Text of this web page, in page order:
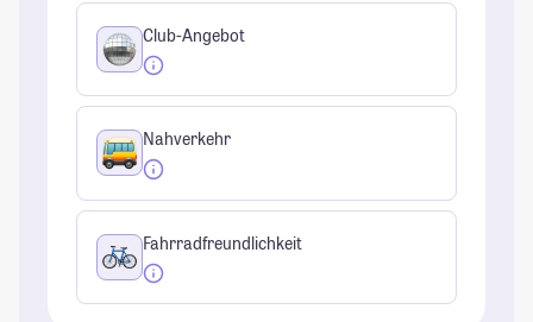
Club-Angebot
Nahverkehr
Fahrradfreundlichkeit